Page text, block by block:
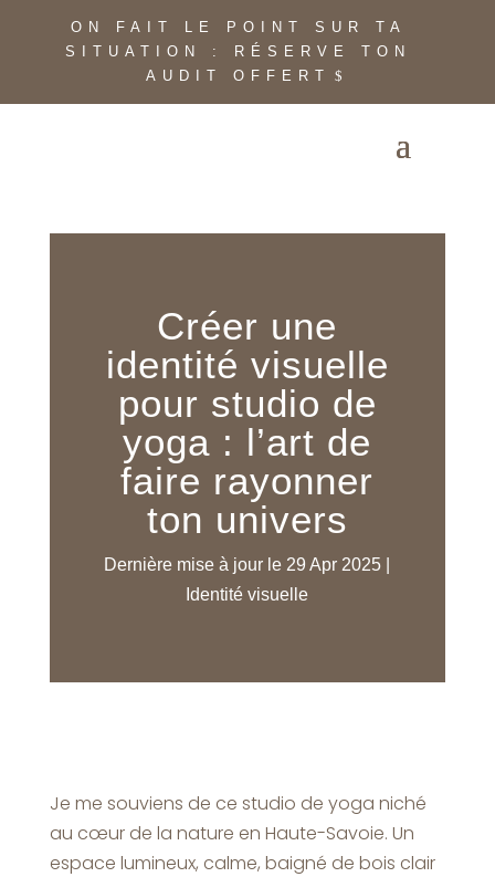
ON FAIT LE POINT SUR TA
SITUATION : RÉSERVE TON
AUDIT OFFERT
Créer une
identité visuelle
pour studio de
yoga : l’art de
faire rayonner
ton univers
Dernière mise à jour le 29 Apr 2025
Identité visuelle
Je me souviens de ce studio de yoga niché
au cœur de la nature en Haute-Savoie. Un
espace lumineux, calme, baigné de bois clair